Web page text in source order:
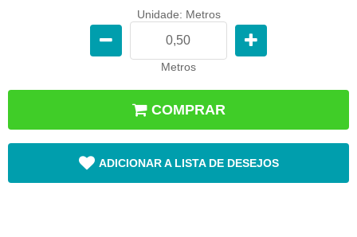
Unidade: Metros
Metros
COMPRAR
ADICIONAR A LISTA DE DESEJOS